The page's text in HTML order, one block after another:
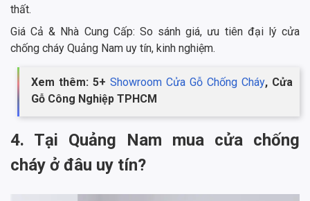
thất.
Giá Cả & Nhà Cung Cấp: So sánh giá, ưu tiên đại lý cửa
chống cháy Quảng Nam uy tín, kinh nghiệm.
Xem thêm: 5+ Showroom Cửa Gỗ Chống Cháy, Cửa
Gỗ Công Nghiệp TPHCM
4. Tại Quảng Nam mua cửa chống
cháy ở đâu uy tín?